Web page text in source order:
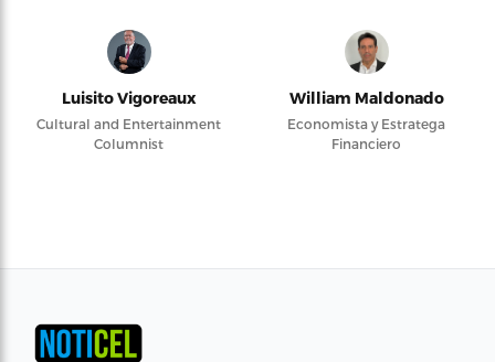
Luisito Vigoreaux
Cultural and Entertainment
Columnist
William Maldonado
Economista y Estratega
Financiero